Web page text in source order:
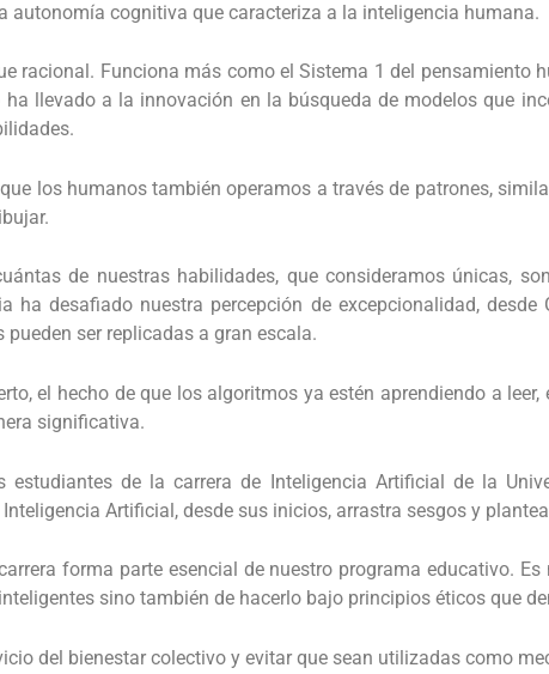
autonomía cognitiva que caracteriza a la inteligencia humana.
racional. Funciona más como el Sistema 1 del pensamiento
llevado a la innovación en la búsqueda de modelos que
los humanos también operamos a través de patrones,
de nuestras habilidades, que consideramos únicas,
desafiado nuestra percepción de excepcionalidad,
ser replicadas a gran escala.
el hecho de que los algoritmos ya estén aprendiendo a
significativa.
de la carrera de Inteligencia Artificial de la
Artificial, desde sus inicios, arrastra sesgos y
forma parte esencial de nuestro programa educativo.
sino también de hacerlo bajo principios éticos que
del bienestar colectivo y evitar que sean utilizadas como